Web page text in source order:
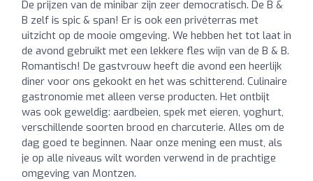
De prijzen van de minibar zijn zeer democratisch. De B &
B zelf is spic & span! Er is ook een privéterras met
uitzicht op de mooie omgeving. We hebben het tot laat in
de avond gebruikt met een lekkere fles wijn van de B & B.
Romantisch! De gastvrouw heeft die avond een heerlijk
diner voor ons gekookt en het was schitterend. Culinaire
gastronomie met alleen verse producten. Het ontbijt
was ook geweldig: aardbeien, spek met eieren, yoghurt,
verschillende soorten brood en charcuterie. Alles om de
dag goed te beginnen. Naar onze mening een must, als
je op alle niveaus wilt worden verwend in de prachtige
omgeving van Montzen.